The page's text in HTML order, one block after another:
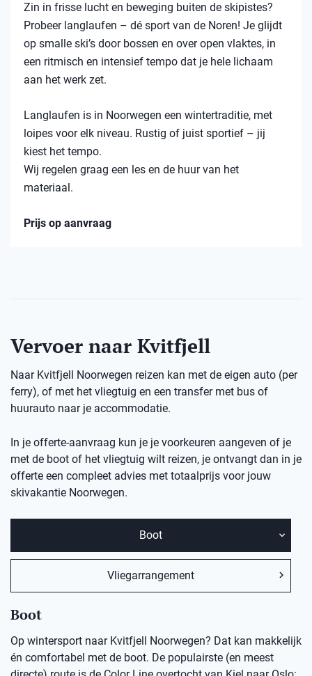
Zin in frisse lucht en beweging buiten de skipistes?
Probeer langlaufen – dé sport van de Noren! Je glijdt
op smalle ski’s door bossen en over open vlaktes, in
een ritmisch en intensief tempo dat je hele lichaam
aan het werk zet.
Langlaufen is in Noorwegen een wintertraditie, met
loipes voor elk niveau. Rustig of juist sportief – jij
kiest het tempo.
Wij regelen graag een les en de huur van het
materiaal.
Prijs op aanvraag
Vervoer naar Kvitfjell
Naar Kvitfjell Noorwegen reizen kan met de eigen auto (per
ferry), of met het vliegtuig en een transfer met bus of
huurauto naar je accommodatie.
In je offerte-aanvraag kun je je voorkeuren aangeven of je
met de boot of het vliegtuig wilt reizen, je ontvangt dan in je
offerte een compleet advies met totaalprijs voor jouw
skivakantie Noorwegen.
Boot
Vliegarrangement
Boot
Op wintersport naar Kvitfjell Noorwegen? Dat kan makkelijk
én comfortabel met de boot. De populairste (en meest